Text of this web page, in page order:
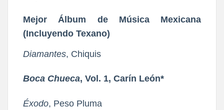
Mejor Álbum de Música Mexicana
(Incluyendo Texano)
Diamantes, Chiquis
Boca Chueca, Vol. 1, Carín León*
Éxodo, Peso Pluma